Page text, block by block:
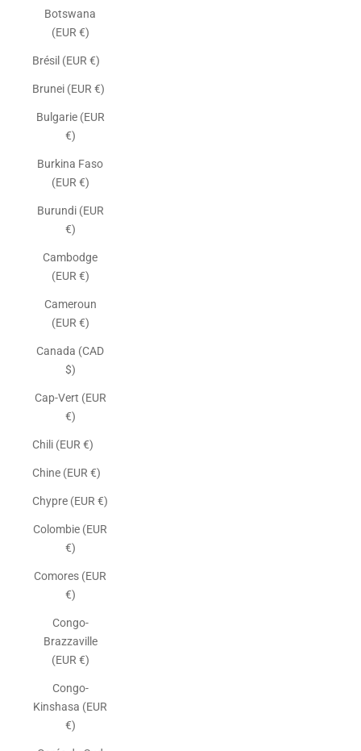
Botswana
(EUR €)
Brésil (EUR €)
Brunei (EUR €)
Bulgarie (EUR
€)
Burkina Faso
(EUR €)
Burundi (EUR
€)
Cambodge
(EUR €)
Cameroun
(EUR €)
Canada (CAD
$)
Cap-Vert (EUR
€)
Chili (EUR €)
Chine (EUR €)
Chypre (EUR €)
Colombie (EUR
€)
Comores (EUR
€)
Congo-
Brazzaville
(EUR €)
Congo-
Kinshasa (EUR
€)